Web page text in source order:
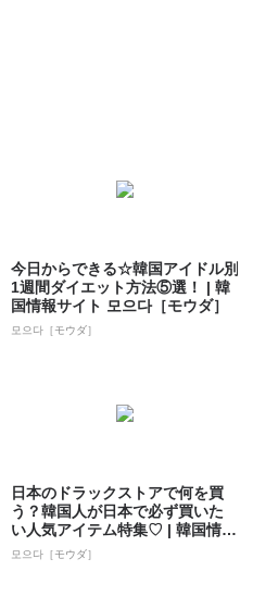
今日からできる☆韓国アイドル別
1週間ダイエット方法⑤選！ | 韓
国情報サイト 모으다［モウダ］
모으다［モウダ］
日本のドラックストアで何を買
う？韓国人が日本で必ず買いた
い人気アイテム特集♡ | 韓国情報
サイト ...
모으다［モウダ］